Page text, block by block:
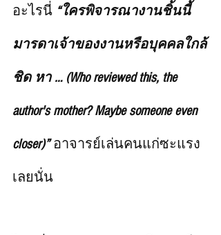
อะไรนี่ “ใครพิจารณางานชิ้นนี้
มารดาเจ้าของงานหรือบุคคลใกล้
ชิด หา … (Who reviewed this, the
author's mother? Maybe someone even
closer)” อาจารย์เล่นคนแก่ซะแรง
เลยนั่น